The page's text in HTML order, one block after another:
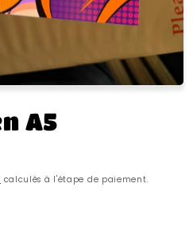
A5
calculés à l'étape de paiement.